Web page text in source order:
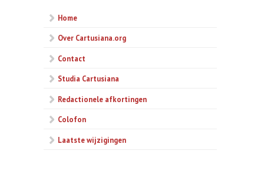
Home
Over Cartusiana.org
Contact
Studia Cartusiana
Redactionele afkortingen
Colofon
Laatste wijzigingen